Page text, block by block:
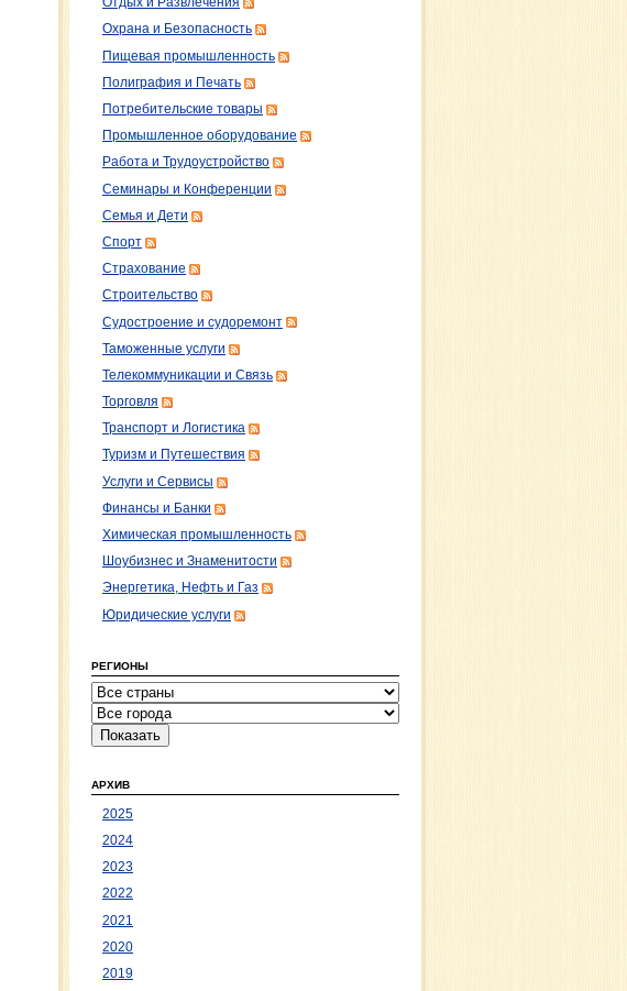
Охрана и Безопасность
Пищевая промышленность
Полиграфия и Печать
Потребительские товары
Промышленное оборудование
Работа и Трудоустройство
Семинары и Конференции
Семья и Дети
Спорт
Страхование
Строительство
Судостроение и судоремонт
Таможенные услуги
Телекоммуникации и Связь
Торговля
Транспорт и Логистика
Туризм и Путешествия
Услуги и Сервисы
Финансы и Банки
Химическая промышленность
Шоубизнес и Знаменитости
Энергетика, Нефть и Газ
Юридические услуги
РЕГИОНЫ
АРХИВ
2025
2024
2023
2022
2021
2020
2019